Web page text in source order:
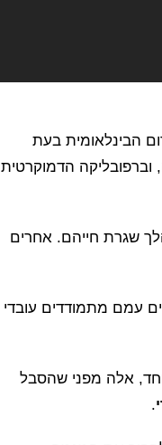
האדום הבינלאומית בעת
וברפובליקה הדמוקרטית
שגרת חייהם. אחרים
עמם מתמודדים עובדי
אלה מפני שהסבל
.